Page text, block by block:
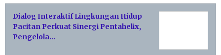
Dialog Interaktif Lingkungan Hidup
Pacitan Perkuat Sinergi Pentahelix,
Pengelola…